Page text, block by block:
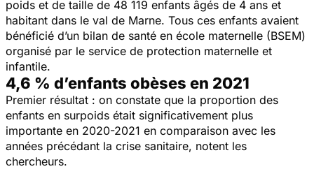
poids et de taille de 48 119 enfants âgés de 4 ans et
habitant dans le val de Marne. Tous ces enfants avaient
bénéficié d’un bilan de santé en école maternelle (BSEM)
organisé par le service de protection maternelle et
infantile.
4,6 % d’enfants obèses en 2021
Premier résultat : on constate que la proportion des
enfants en surpoids était significativement plus
importante en 2020-2021 en comparaison avec les
années précédant la crise sanitaire, notent les
chercheurs.